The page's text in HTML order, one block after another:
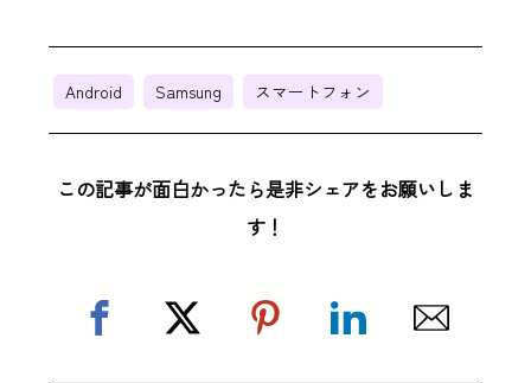
Android Samsung スマートフォン
この記事が面白かったら是非シェアをお願いしま
す！